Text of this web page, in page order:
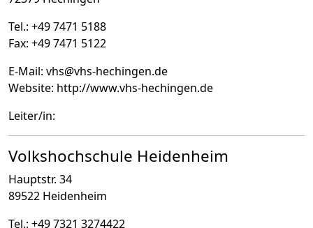
Tel.: +49 7471 5188
Fax: +49 7471 5122
E-Mail: vhs@vhs-hechingen.de
Website: http://www.vhs-hechingen.de
Leiter/in:
Volkshochschule Heidenheim
Hauptstr. 34
89522 Heidenheim
Tel.: +49 7321 3274422